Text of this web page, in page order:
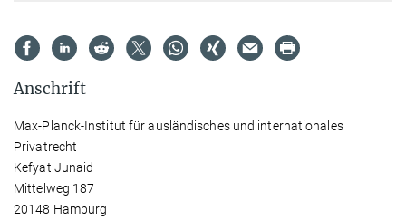
Anschrift
Max-Planck-Institut für ausländisches und internationales
Privatrecht
Kefyat Junaid
Mittelweg 187
20148 Hamburg